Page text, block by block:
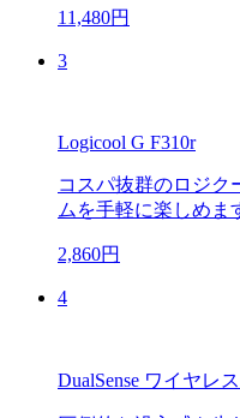
11,480円
3
Logicool G F310r
コスパ抜群のロジク
ムを手軽に楽しめま
2,860円
4
DualSense ワイヤレ